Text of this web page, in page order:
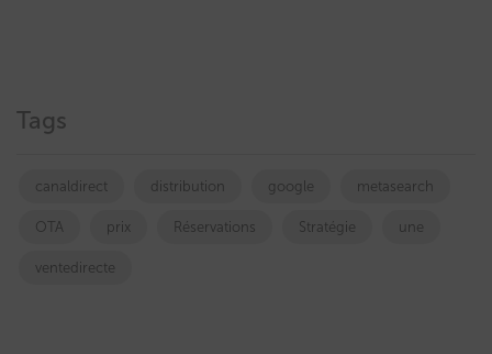
Tags
canaldirect distribution google metasearch
OTA prix Réservations Stratégie une
ventedirecte